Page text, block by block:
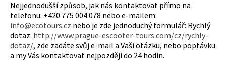
Nejjednodušší způsob, jak nás kontaktovat přímo na
telefonu: +420 775 004 078 nebo e-mailem:
info@ecotours.cz nebo je zde jednoduchý formulář: Rychlý
dotaz: http://www.prague-escooter-tours.com/cz/rychly-
dotaz/, zde zadáte svůj e-mail a Vaši otázku, nebo poptávku
a my Vás kontaktovat nejpozději do 24 hodin.